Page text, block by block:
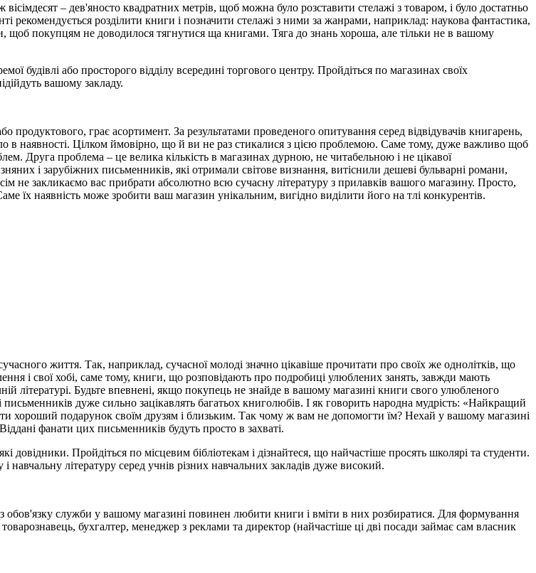
– дев'яносто квадратних метрів, щоб можна було розставити стелажі з товаром, і було достатньо
розділити книги і позначити стелажі з ними за жанрами, наприклад: наукова фантастика,
щоб покупцям не доводилося тягнутися ща книгами. Тяга до знань хороша, але тільки не в вашому
або просторого відділу всередині торгового центру. Пройдіться по магазинах своїх
вашому закладу.
грає асортимент. За результатами проведеного опитування серед відвідувачів книгарень,
в наявності. Цілком ймовірно, що й ви не раз стикалися з цією проблемою. Саме тому, дуже важливо щоб
Друга проблема – це велика кількість в магазинах дурною, не читабельною і не цікавої
і зарубіжних письменників, які отримали світове визнання, витіснили дешеві бульварні романи,
не закликаємо вас прибрати абсолютно всю сучасну літературу з прилавків вашого магазину. Просто,
їх наявність може зробити ваш магазин унікальним, вигідно виділити його на тлі конкурентів.
життя. Так, наприклад, сучасної молоді значно цікавіше прочитати про своїх же однолітків, що
і свої хобі, саме тому, книги, що розповідають про подробиці улюблених занять, завжди мають
літературі. Будьте впевнені, якщо покупець не знайде в вашому магазині книги свого улюбленого
дуже сильно зацікавлять багатьох книголюбів. І як говорить народна мудрість: «Найкращий
хороший подарунок своїм друзям і близьким. Так чому ж вам не допомогти їм? Нехай у вашому магазині
фанати цих письменників будуть просто в захваті.
довідники. Пройдіться по місцевим бібліотекам і дізнайтеся, що найчастіше просять школярі та студенти.
літературу серед учнів різних навчальних закладів дуже високий.
обов'язку служби у вашому магазині повинен любити книги і вміти в них розбиратися. Для формування
бухгалтер, менеджер з реклами та директор (найчастіше ці дві посади займає сам власник